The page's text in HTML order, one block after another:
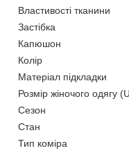
Властивості тканини
Застібка
Капюшон
Колір
Матеріал підкладки
Розмір жіночого одягу
Сезон
Стан
Тип коміра